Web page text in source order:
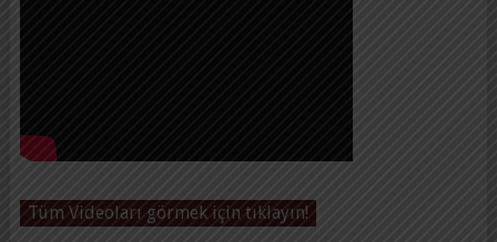
Tüm Videoları görmek için tıklayın!